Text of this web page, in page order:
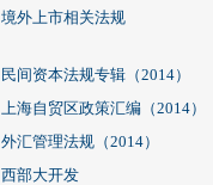
境外上市相关法规
民间资本法规专辑（2014）
上海自贸区政策汇编（2014）
外汇管理法规（2014）
西部大开发